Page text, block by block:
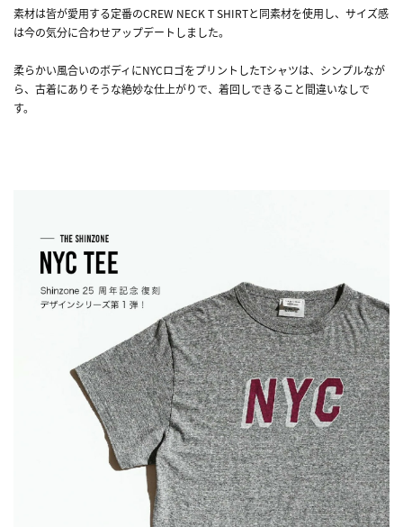
素材は皆が愛用する定番のCREW NECK T SHIRTと同素材を使用し、サイズ感
は今の気分に合わせアップデートしました。
柔らかい風合いのボディにNYCロゴをプリントしたTシャツは、シンプルなが
ら、古着にありそうな絶妙な仕上がりで、着回しできること間違いなしで
す。